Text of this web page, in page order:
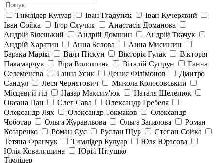
Тимлідер Кулуар Іван Гладуняк
Іван Кучерявий
Іван Сойка
Ігор Случик
Анастасія Доманова
Андрій Біленький
Андрій Домшин
Андрій Ткачук
Андрій Харатин
Анна Бєлова
Анна Мисишин
Барака Марікі
Валя Піскун Вікторія Гулак
Вікторія
Паламарчук
Віра Волошина Віталій Супрун
Ганна
Селеменєва
Ганна Усик Денис Філімонов
Дмитро
Сандул
Леся Чернятович
Микола Колосовський
Місцевий гід
Назар Максим'юк
Наталя Шелепюк
Оксана Цан
Олег Сава
Олександр Гребеля
Олександр Лях
Олександр Токмаков
Олександр
Чоботар
Ольга Журавльова Ольга Запалова
Роман
Козаренко
Роман Сус Руслан Щур
Степан Сойка
Тетяна Франчук
Тимлідер Кулуар
Юля Юрасова
Юлія Ковалишина
Юрій Нітушко
Тімлідер